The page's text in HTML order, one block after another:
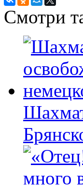
Смотри